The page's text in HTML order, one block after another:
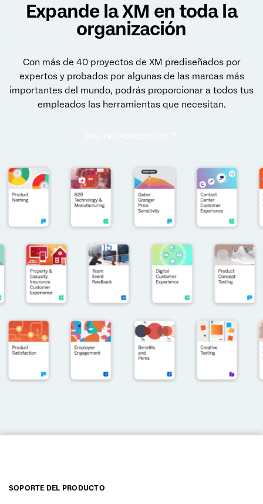
Expande la XM en toda la
organización
Con más de 40 proyectos de XM prediseñados por
expertos y probados por algunas de las marcas más
importantes del mundo, podrás proporcionar a todos tus
empleados las herramientas que necesitan.
SOPORTE DEL PRODUCTO